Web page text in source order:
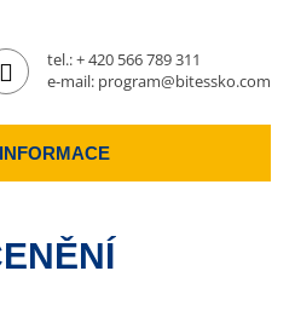
tel.:+ 420 566 789 311
e-mail: program@bitessko.com